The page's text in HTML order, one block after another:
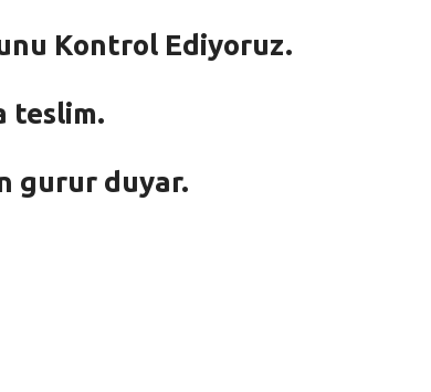
Kontrol Ediyoruz.
teslim.
gurur duyar.